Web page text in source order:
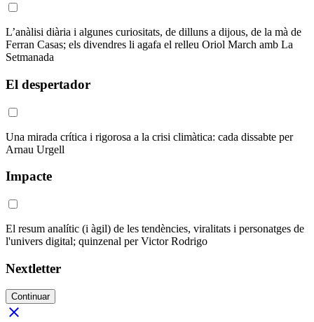
L’anàlisi diària i algunes curiositats, de dilluns a dijous, de la mà de
Ferran Casas; els divendres li agafa el relleu Oriol March amb La
Setmanada
El despertador
Una mirada crítica i rigorosa a la crisi climàtica: cada dissabte per
Arnau Urgell
Impacte
El resum analític (i àgil) de les tendències, viralitats i personatges de
l'univers digital; quinzenal per Victor Rodrigo
Nextletter
Continuar
close